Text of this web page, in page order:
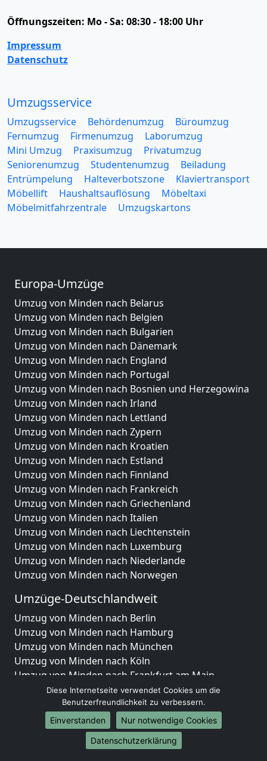
Öffnungszeiten: Mo - Sa: 08:30 - 18:00 Uhr
Impressum
Datenschutz
Umzugsservice
Umzugsservice Behördenumzug
Büroumzug
Fernumzug
Firmenumzug
Laborumzug
Mini Umzug
Praxisumzug
Privatumzug
Seniorenumzug
Studentenumzug
Beiladung
Entrümpelung
Halteverbotszone
Klaviertransport
Möbellift
Haushaltsauflösung
Möbeltaxi
Möbelmitfahrzentrale
Umzugskartons
Europa-Umzüge
Umzug von Minden nach Belarus
Umzug von Minden nach Belgien
Umzug von Minden nach Bulgarien
Umzug von Minden nach Dänemark
Umzug von Minden nach England
Umzug von Minden nach Portugal
Umzug von Minden nach Bosnien und Herzegowina
Umzug von Minden nach Irland
Umzug von Minden nach Lettland
Umzug von Minden nach Zypern
Umzug von Minden nach Kroatien
Umzug von Minden nach Estland
Umzug von Minden nach Finnland
Umzug von Minden nach Frankreich
Umzug von Minden nach Griechenland
Umzug von Minden nach Italien
Umzug von Minden nach Liechtenstein
Umzug von Minden nach Luxemburg
Umzug von Minden nach Niederlande
Umzug von Minden nach Norwegen
Umzüge-Deutschlandweit
Umzug von Minden nach Berlin
Umzug von Minden nach Hamburg
Umzug von Minden nach München
Umzug von Minden nach Köln
Umzug von Minden nach Frankfurt am Main
Umzug von Minden nach Stuttgart
Umzug von Minden nach Düsseldorf
Umzug von Minden nach Leipzig
Umzug von Minden nach Dortmund
Umzug von Minden nach Essen
Diese Internetseite verwendet Cookies um die
Benutzerfreundlichkeit zu verbessern.
Einverstanden
Nur notwendige Cookies
Datenschutzerklärung